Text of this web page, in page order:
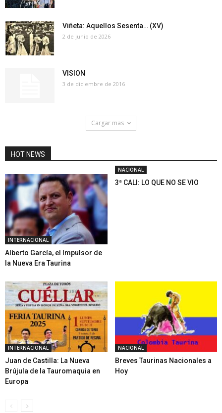
Viñeta: Aquellos Sesenta… (XV)
2 de junio de 2026
VISION
3 de diciembre de 2016
Cargar mas
HOT NEWS
INTERNACIONAL
Alberto García, el Impulsor de
la Nueva Era Taurina
NACIONAL
3ª CALI: LO QUE NO SE VIO
INTERNACIONAL
Juan de Castilla: La Nueva
Brújula de la Tauromaquia en
Europa
NACIONAL
Breves Taurinas Nacionales a
Hoy